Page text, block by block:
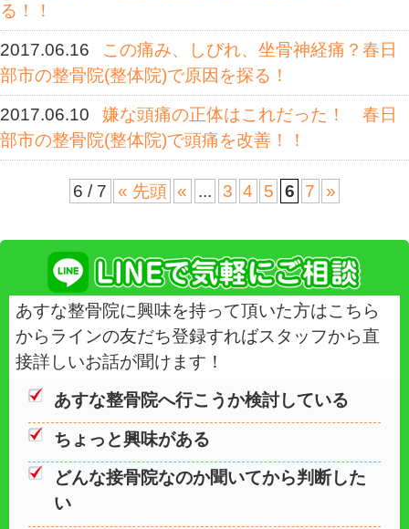
体院)で腰痛を根本改善する！！
2017.07.21 肩こりは生活習慣病！
(整体院)で肩こりを根本改善する！
2017.07.14
なぜ施術をしてもよく
治す！
2017.07.07
姿勢が悪いと身体が大
痛の原因に！春日部市の整骨院(整
勢維持！！
2017.06.30 姿勢が悪いと肩こり・
ります！春日部市の整骨院(整体院)
持！！